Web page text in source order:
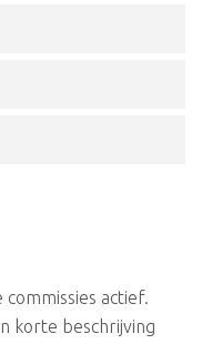
commissies actief.
korte beschrijving